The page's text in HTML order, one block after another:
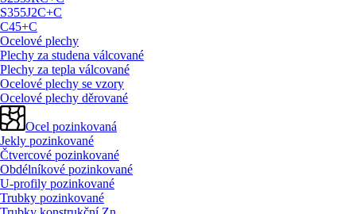
S355J2C+C
C45+C
Ocelové plechy
Plechy za studena válcované
Plechy za tepla válcované
Ocelové plechy se vzory
Ocelové plechy děrované
Ocel pozinkovaná
Jekly pozinkované
Čtvercové pozinkované
Obdélníkové pozinkované
U-profily pozinkované
Trubky pozinkované